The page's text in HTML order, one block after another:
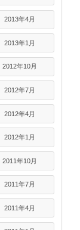
2013年4月
2013年1月
2012年10月
2012年7月
2012年4月
2012年1月
2011年10月
2011年7月
2011年4月